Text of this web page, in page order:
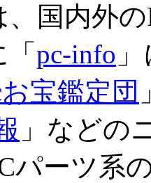
国内外の
pc-info
宝鑑定団
」などの
パーツ系